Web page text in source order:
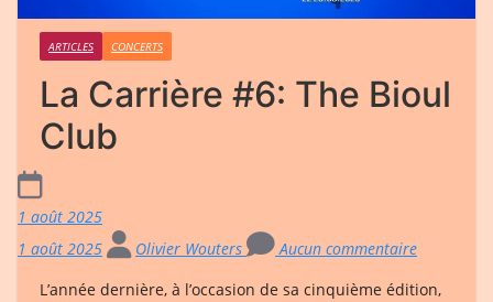
ARTICLES CONCERTS
La Carrière #6: The Bioul
Club
1 août 2025
1 août 2025
Olivier Wouters
Aucun commentaire
L’année dernière, à l’occasion de sa cinquième édition,